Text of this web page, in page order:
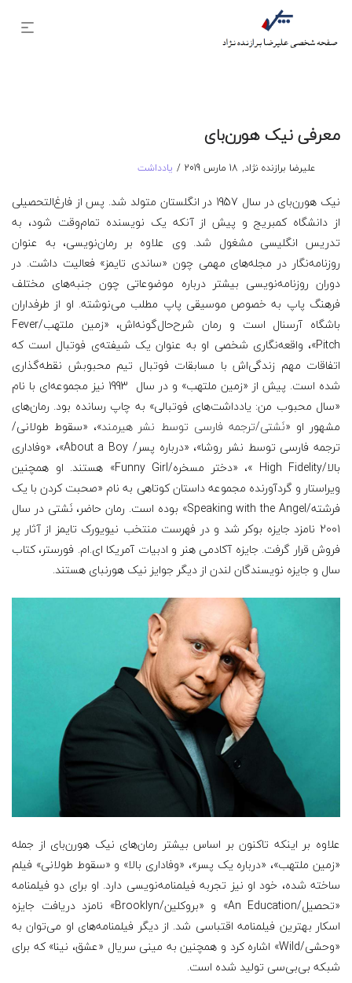
معرفی نیک هورن‌بای
توسطعلیرضا برازنده نژاد نوشته
در
18 مارس 2019
ارسال
در
یادداشت
نیک هورن‌بای در سال 1957 در انگلستان متولد شد. پس از فارغ‌التحصیلی
از دانشگاه کمبریج و پیش از آنکه یک نویسنده تمام‌وقت شود، به
تدریس انگلیسی مشغول شد. وی علاوه بر رمان‌نویسی، به عنوان
روزنامه‌نگار در مجله‌های مهمی چون «ساندی تایمز» فعالیت داشت. در
دوران روزنامه‌نویسی بیشتر درباره موضوعاتی چون جنبه‌های مختلف
فرهنگ پاپ به خصوص موسیقی پاپ مطلب می‌نوشته. او از طرفداران
باشگاه آرسنال است و رمان شرح‌حال‌گونه‌اش، «زمین ملتهب/Fever
Pitch»، واقعه‌نگاری شخصی‌ او به عنوان یک شیفته‌ی فوتبال است که
اتفاقات مهم زندگی‌اش با مسابقات فوتبال تیم محبوبش نقطه‌گذاری
شده است. پیش از «زمین ملتهب» و در سال 1993 نیز مجموعه‌ای با نام
«سال محبوب من: یادداشت‌های فوتبالی» به چاپ رسانده بود. رمان‌های
مشهور او «نَشتی/ترجمه فارسی توسط نشر هیرمند»، «سقوط طولانی/
ترجمه فارسی توسط نشر روشا»، «درباره پسر/ About a Boy»، «وفاداری
بالا/High Fidelity
»، «دختر مسخره/Funny Girl» هستند. او همچنین
ویراستار و گردآورنده مجموعه داستان کوتاهی به نام «صحبت کردن با یک
فرشته/Speaking with the Angel» بوده است. رمان حاضر، نَشتی در سال
2001 نامزد جایزه بوکر شد و در فهرست منتخب نیویورک تایمز از آثار پر
فروش قرار گرفت. جایزه آکادمی هنر و ادبیات آمریکا ای.ام. فورستر، کتاب
سال و جایزه نویسندگان لندن از دیگر جوایز نیک هورنبای هستند.
علاوه بر اینکه تاکنون بر اساس بیشتر رمان‌های نیک هورن‌بای از جمله
«زمین ملتهب»، «درباره یک پسر»، «وفاداری بالا» و «سقوط طولانی» فیلم
ساخته شده، خود او نیز تجربه فیلمنامه‌نویسی دارد. او برای دو فیلمنامه‌
«تحصیل/An Education
» و «بروکلین/Brooklyn» نامزد دریافت جایزه
اسکار بهترین فیلمنامه اقتباسی شد. از دیگر فیلمنامه‌های او می‌توان به
«وحشی/
Wild» اشاره کرد و همچنین به مینی سریال «عشق، نینا» که برای
شبکه بی‌بی‌سی تولید شده است.